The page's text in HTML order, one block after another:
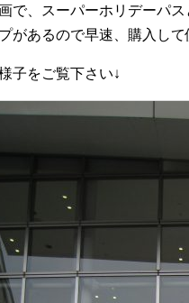
で、スーパーホリデーパ
があるので早速、購入し
子をご覧下さい↓